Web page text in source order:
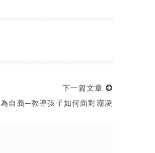
下一篇文章
自義─教導孩子如何面對霸凌